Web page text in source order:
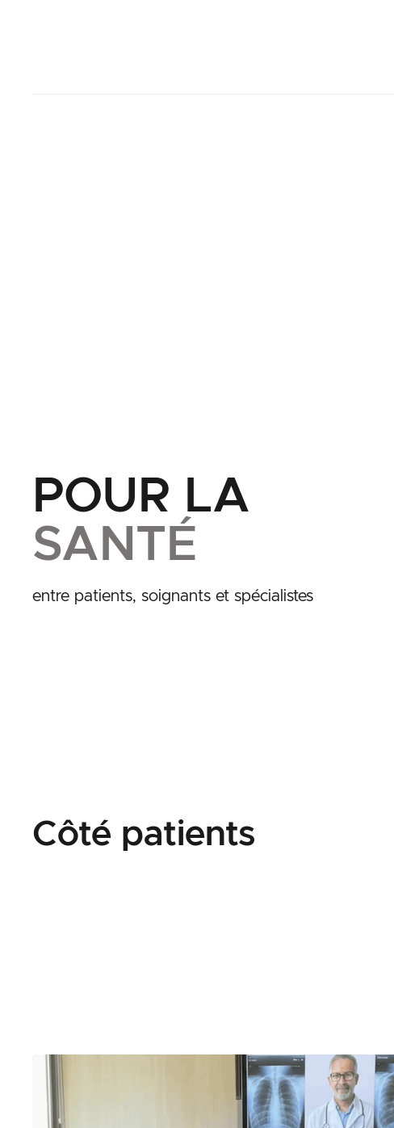
POUR LA
SANTÉ
entre patients, soignants et spécialistes
Côté patients